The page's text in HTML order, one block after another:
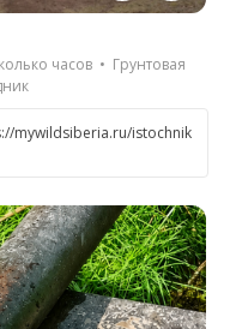
часов • Грунтовая
mywildsiberia.ru/istochnik